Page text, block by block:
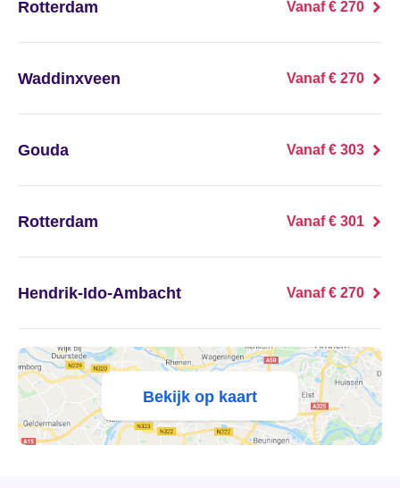
's Gravenzande
's Heerenberg
's Hertogenbosch
's-Graveland
't Goy
Rotterdam Vanaf € 270
Waddinxveen Vanaf € 270
Gouda Vanaf € 303
Rotterdam Vanaf € 301
Hendrik-Ido-Ambacht Vanaf € 270
Bekijk op kaart